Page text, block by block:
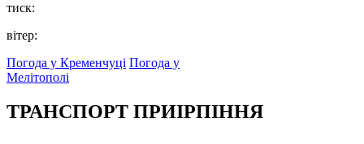
тиск:
вітер:
Погода у Кременчуці Погода у
Мелітополі
ТРАНСПОРТ ПРИІРПІННЯ